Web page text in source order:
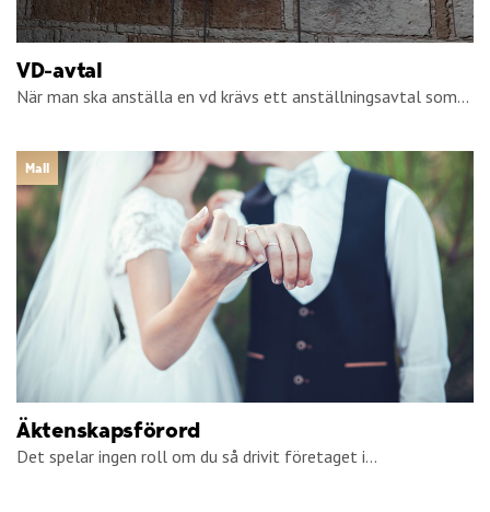
VD-avtal
När man ska anställa en vd krävs ett anställningsavtal som...
Mall
Äktenskapsförord
Det spelar ingen roll om du så drivit företaget i...